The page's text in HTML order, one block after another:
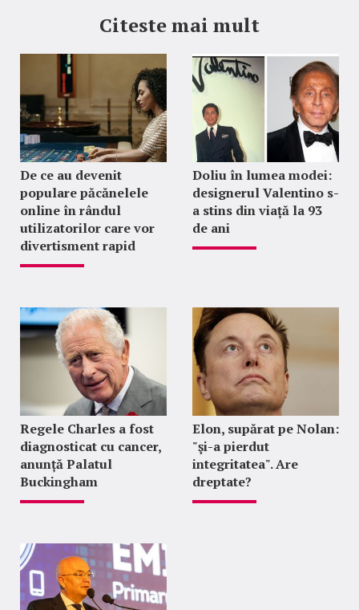
Citeste mai mult
De ce au devenit
populare păcănelele
online în rândul
utilizatorilor care vor
divertisment rapid
Doliu în lumea modei:
designerul Valentino s-
a stins din viață la 93
de ani
Regele Charles a fost
diagnosticat cu cancer,
anunță Palatul
Buckingham
Elon, supărat pe Nolan:
"şi-a pierdut
integritatea". Are
dreptate?